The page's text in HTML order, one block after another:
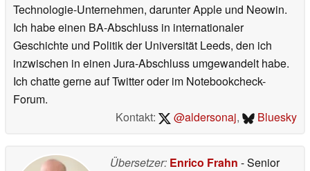
Technologie-Unternehmen, darunter Apple und Neowin.
Ich habe einen BA-Abschluss in internationaler
Geschichte und Politik der Universität Leeds, den ich
inzwischen in einen Jura-Abschluss umgewandelt habe.
Ich chatte gerne auf Twitter oder im Notebookcheck-
Forum.
Kontakt:
@aldersonaj, Bluesky
Übersetzer: Enrico Frahn - Senior